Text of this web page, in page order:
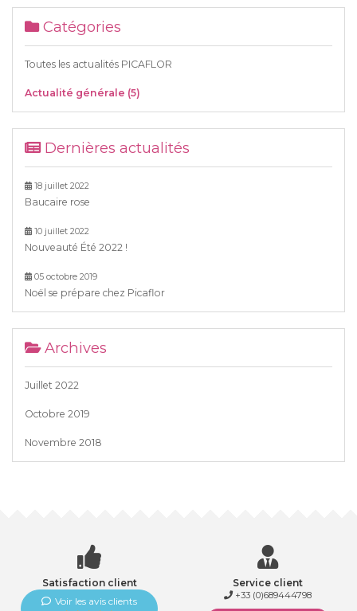
Catégories
Toutes les actualités PICAFLOR
Actualité générale (5)
Dernières actualités
18 juillet 2022
Baucaire rose
10 juillet 2022
Nouveauté Été 2022 !
05 octobre 2019
Noël se prépare chez Picaflor
Archives
Juillet 2022
Octobre 2019
Novembre 2018
Satisfaction client
Voir les avis clients
Service client
+33 (0)689444798